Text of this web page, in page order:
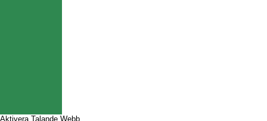
Aktivera Talande Webb